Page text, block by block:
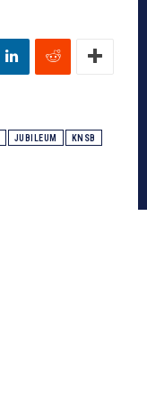
JUBILEUM KNSB